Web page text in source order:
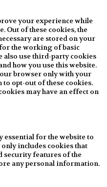
your experience while
Out of these cookies, the
are stored on your
the working of basic
also use third-party cookies
how you use this website.
browser only with your
to opt-out of these cookies.
may have an effect on
essential for the website to
includes cookies that
security features of the
any personal information.